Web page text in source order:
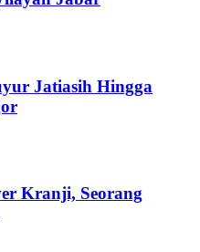
Jatiasih Hingga
Kranji, Seorang